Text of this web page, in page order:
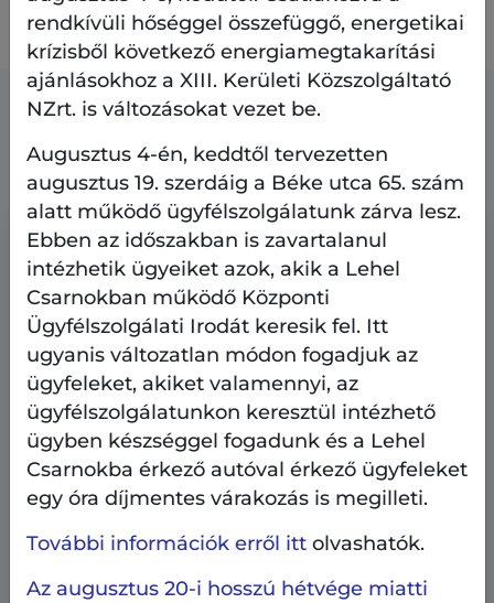
megteheti.
Ilyen volt - ilyen lett Közterületek, parkolás
rendkívüli hőséggel összefüggő, energetikai
krízisből következő energiamegtakarítási
ajánlásokhoz a XIII. Kerületi Közszolgáltató
NZrt. is változásokat vezet be.
Augusztus 4-én, keddtől tervezetten
augusztus 19. szerdáig a Béke utca 65. szám
alatt működő ügyfélszolgálatunk zárva lesz.
Ebben az időszakban is zavartalanul
intézhetik ügyeiket azok, akik a Lehel
Csarnokban működő Központi
Ügyfélszolgálati Irodát keresik fel. Itt
ugyanis változatlan módon fogadjuk az
ügyfeleket, akiket valamennyi, az
ügyfélszolgálatunkon keresztül intézhető
ügyben készséggel fogadunk és a Lehel
Csarnokba érkező autóval érkező ügyfeleket
egy óra díjmentes várakozás is megilleti.
További információk erről ittolvashatók.
Az augusztus 20-i hosszú hétvége miatti